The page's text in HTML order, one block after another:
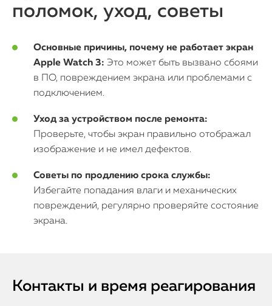
поломок, уход, советы
Основные причины, почему не работает экран
Apple Watch 3: Это может быть вызвано сбоями
в ПО, повреждением экрана или проблемами с
подключением.
Уход за устройством после ремонта:
Проверьте, чтобы экран правильно отображал
изображение и не имел дефектов.
Советы по продлению срока службы:
Избегайте попадания влаги и механических
повреждений, регулярно проверяйте состояние
экрана.
Контакты и время реагирования